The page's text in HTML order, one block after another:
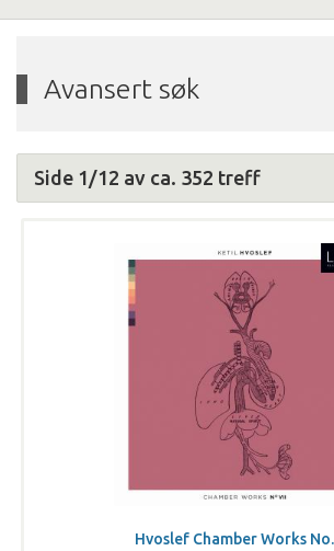
Avansert søk
Side 1/12 av ca. 352 treff
Hvoslef Chamber Works